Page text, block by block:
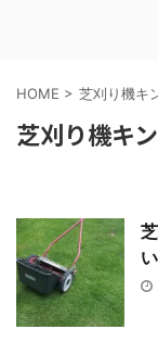
HOME > 芝刈り機キ
芝刈り機キ